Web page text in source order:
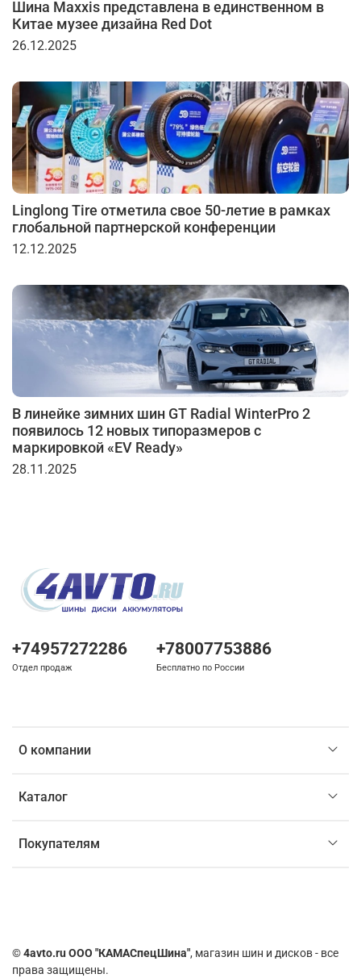
Шина Maxxis представлена в единственном в
Китае музее дизайна Red Dot
26.12.2025
Linglong Tire отметила свое 50-летие в рамках
глобальной партнерской конференции
12.12.2025
В линейке зимних шин GT Radial WinterPro 2
появилось 12 новых типоразмеров с
маркировкой «EV Ready»
28.11.2025
О компании
Каталог
Покупателям
+74957272286
Отдел продаж
+78007753886
Бесплатно по России
©4avto.ru ООО "КАМАСпецШина", магазин шин и дисков - все
права защищены.